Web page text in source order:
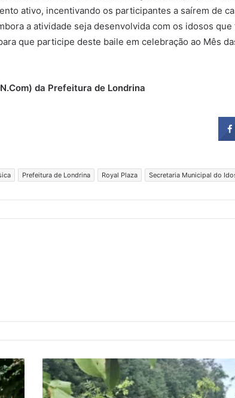
ativo, incentivando os participantes a saírem de
a atividade seja desenvolvida com os idosos
que participe deste baile em celebração ao Mês
da Prefeitura de Londrina
Prefeitura de Londrina Royal Plaza Secretaria Municipal do